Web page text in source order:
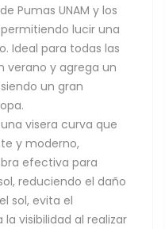
Pumas UNAM y los
lucir una
Ideal para todas las
verano y agrega un
un gran
una visera curva que
y moderno,
efectiva para
reduciendo el daño
sol, evita el
visibilidad al realizar